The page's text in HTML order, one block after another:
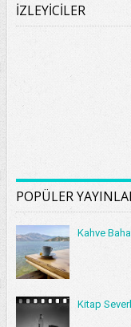
İZLEYİCİLER
POPÜLER
Kahve
Kitap